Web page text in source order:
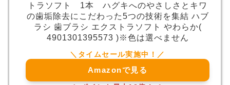
トラソフト 1本 ハグキへのやさしさとキワ
の歯垢除去にこだわった5つの技術を集結 ハブ
ラシ 歯ブラシ エクストラソフト やわらか(
4901301395573 )※色は選べません
Amazonで見る